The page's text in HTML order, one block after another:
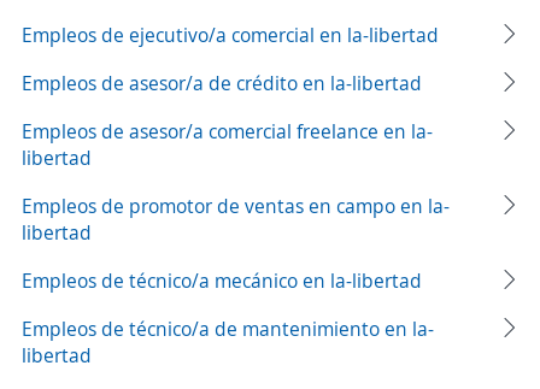
Empleos de ejecutivo/a comercial en la-libertad
Empleos de asesor/a de crédito en la-libertad
Empleos de asesor/a comercial freelance en la-
libertad
Empleos de promotor de ventas en campo en la-
libertad
Empleos de técnico/a mecánico en la-libertad
Empleos de técnico/a de mantenimiento en la-
libertad